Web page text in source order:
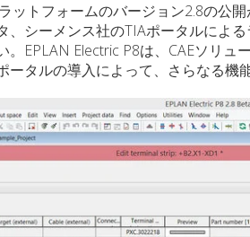
ットフォームのバージョン2.8の公
、シーメンス社のTIAポータルによ
。EPLAN Electric P8は、CAEソリ
ータルの導入によって、さらなる機